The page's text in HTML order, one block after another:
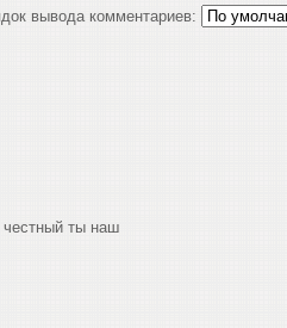
вывода комментариев:
честный ты наш